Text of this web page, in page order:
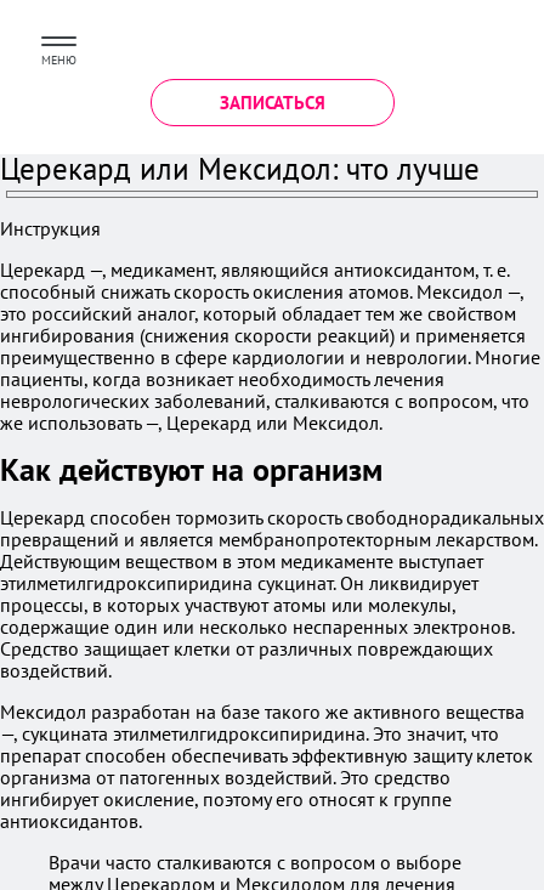
МЕНЮ
ЗАПИСАТЬСЯ
Церекард или Мексидол: что лучше
Инструкция
Церекард —, медикамент, являющийся антиоксидантом, т. е.
способный снижать скорость окисления атомов. Мексидол —,
это российский аналог, который обладает тем же свойством
ингибирования (снижения скорости реакций) и применяется
преимущественно в сфере кардиологии и неврологии. Многие
пациенты, когда возникает необходимость лечения
неврологических заболеваний, сталкиваются с вопросом, что
же использовать —, Церекард или Мексидол.
Как действуют на организм
Церекард способен тормозить скорость свободнорадикальных
превращений и является мембранопротекторным лекарством.
Действующим веществом в этом медикаменте выступает
этилметилгидроксипиридина сукцинат. Он ликвидирует
процессы, в которых участвуют атомы или молекулы,
содержащие один или несколько неспаренных электронов.
Средство защищает клетки от различных повреждающих
воздействий.
Мексидол разработан на базе такого же активного вещества
—, сукцината этилметилгидроксипиридина. Это значит, что
препарат способен обеспечивать эффективную защиту клеток
организма от патогенных воздействий. Это средство
ингибирует окисление, поэтому его относят к группе
антиоксидантов.
Врачи часто сталкиваются с вопросом о выборе
между Церекардом и Мексидолом для лечения